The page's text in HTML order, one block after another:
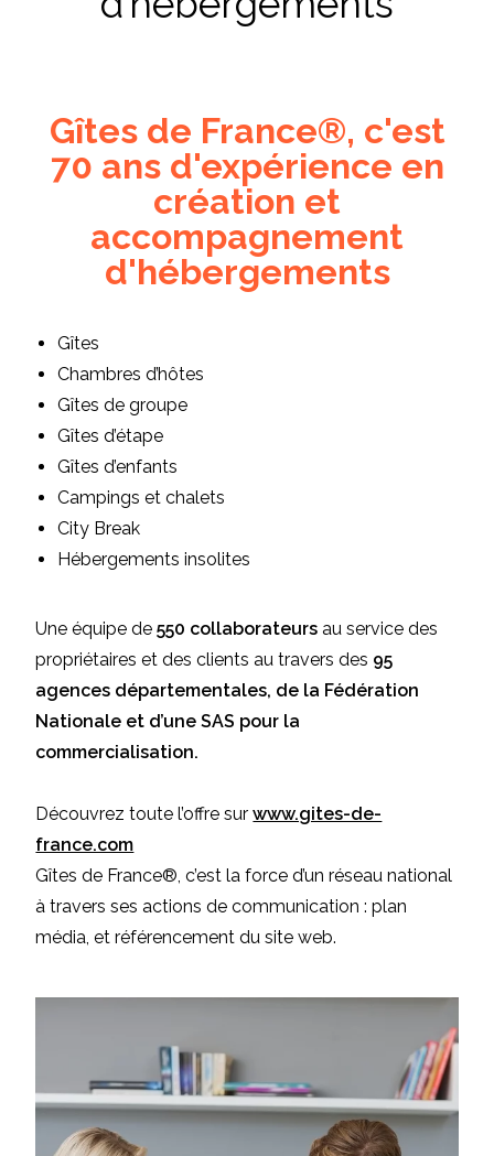
Gîtes de France®, c'est
70 ans d'expérience en
création et
accompagnement
d'hébergements
Gîtes
Chambres d’hôtes
Gîtes de groupe
Gîtes d’étape
Gîtes d’enfants
Campings et chalets
City Break
Hébergements insolites
Une équipe de550 collaborateurs au service des
propriétaires et des clients au travers des 95
agences départementales, de la Fédération
Nationale et d’une SAS pour la
commercialisation.
Découvrez toute l’offre surwww.gites-de-
france.com
Gîtes de France®, c’est la force d’un réseau national
à travers ses actions de communication : plan
média, et référencement du site web.